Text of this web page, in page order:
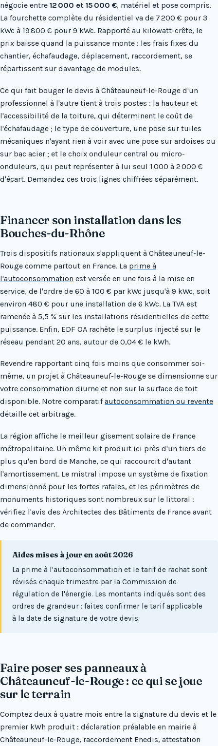
négocie entre 12 000 et 15 000 €, matériel et pose compris.
La fourchette complète du résidentiel va de 7 200 € pour 3
kWc à 19 800 € pour 9 kWc. Rapporté au kilowatt-crête, le
prix baisse quand la puissance monte : les frais fixes du
chantier, échafaudage, déplacement, raccordement, se
répartissent sur davantage de modules.
Ce qui fait bouger le devis à Châteauneuf-le-Rouge d'un
professionnel à l'autre tient à trois postes : la hauteur et
l'accessibilité de la toiture, qui déterminent le coût de
l'échafaudage ; le type de couverture, une pose sur tuiles
mécaniques n'ayant rien à voir avec une pose sur ardoises ou
sur bac acier ; et le choix onduleur central ou micro-
onduleurs, qui peut représenter à lui seul 1 000 à 2 000 €
d'écart. Demandez ces trois lignes chiffrées séparément.
Financer son installation dans les
Bouches-du-Rhône
Trois dispositifs nationaux s'appliquent à Châteauneuf-le-
Rouge comme partout en France. La prime à
l'autoconsommation est versée en une fois à la mise en
service, de l'ordre de 60 à 100 € par kWc jusqu'à 9 kWc, soit
environ 480 € pour une installation de 6 kWc. La TVA est
ramenée à 5,5 % sur les installations résidentielles de cette
puissance. Enfin, EDF OA rachète le surplus injecté sur le
réseau pendant 20 ans, autour de 0,04 € le kWh.
Revendre rapportant cinq fois moins que consommer soi-
même, un projet à Châteauneuf-le-Rouge se dimensionne sur
votre consommation diurne et non sur la surface de toit
disponible. Notre comparatifautoconsommation ou revente
détaille cet arbitrage.
La région affiche le meilleur gisement solaire de France
métropolitaine. Un même kit produit ici près d'un tiers de
plus qu'en bord de Manche, ce qui raccourcit d'autant
l'amortissement. Le mistral impose un système de fixation
dimensionné pour les fortes rafales, et les périmètres de
monuments historiques sont nombreux sur le littoral :
vérifiez l'avis des Architectes des Bâtiments de France avant
de commander.
Aides mises à jour en août 2026
La prime à l'autoconsommation et le tarif de rachat sont
révisés chaque trimestre par la Commission de
régulation de l'énergie. Les montants indiqués sont des
ordres de grandeur : faites confirmer le tarif applicable
à la date de signature de votre devis.
Faire poser ses panneaux à
Châteauneuf-le-Rouge : ce qui se joue
sur le terrain
Comptez deux à quatre mois entre la signature du devis et le
premier kWh produit : déclaration préalable en mairie à
Châteauneuf-le-Rouge, raccordement Enedis, attestation